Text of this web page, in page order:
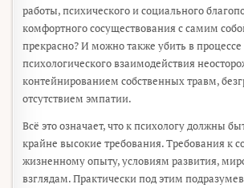
работы, психического и социального
комфортного сосуществования с самим
прекрасно? И можно также убить в
психологического взаимодействия
контейнированием собственных травм,
отсутствием эмпатии.
Всё это означает, что к психологу должны
крайне высокие требования. Требования к
жизненному опыту, условиям развития,
взглядам. Практически под этим